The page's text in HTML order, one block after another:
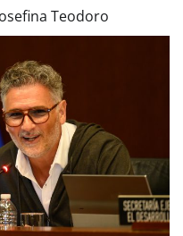
Teodoro